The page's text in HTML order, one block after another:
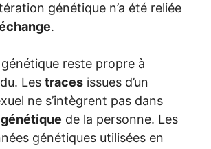
génétique n’a été reliée
.
génétique reste propre à
Les traces issues d’un
ne s’intègrent pas dans
de la personne. Les
génétiques utilisées en